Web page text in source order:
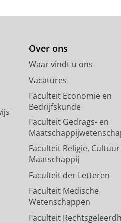
Over ons
Waar vindt u ons
Vacatures
Faculteit Economie en
Bedrijfskunde
Faculteit Gedrags- en
Faculteit Religie,
Maatschappij
Faculteit der Letteren
Faculteit Medische
Wetenschappen
Faculteit